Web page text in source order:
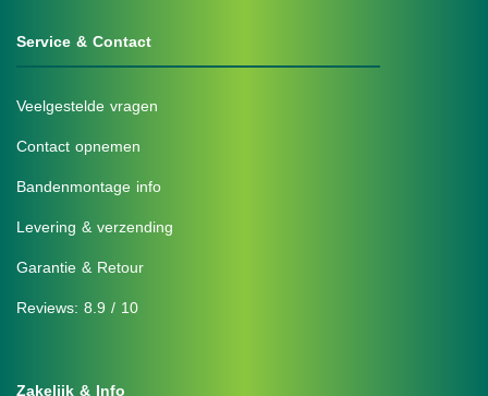
Service & Contact
Veelgestelde vragen
Contact opnemen
Bandenmontage info
Levering & verzending
Garantie & Retour
Reviews: 8.9 / 10
Zakelijk & Info